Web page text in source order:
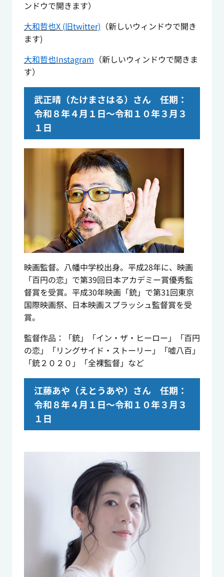
ンドウで開きます）
大和哲也X (旧twitter) （新しいウィンドウで開き
ます)
大和哲也Instagram （新しいウィンドウで開きま
す）
武正晴（たけまさはる）さん 任期：
令和８年４月１日～令和１０年３月３
１日
映画監督。八幡中学校出身。平成28年に、映画
「百円の恋」で第39回日本アカデミー賞優秀監
督賞を受賞。平成30年映画「銃」で第31回東京
国際映画祭、日本映画スプラッシュ監督賞を受
賞。
監督作品：「銃」「イン・ザ・ヒーロー」「百円
の恋」「リングサイド・ストーリー」「嘘八百」
「銃２０２０」「全裸監督」など
江藤あや（えとうあや）さん 任期：
令和８年４月１日～令和１０年３月３
１日